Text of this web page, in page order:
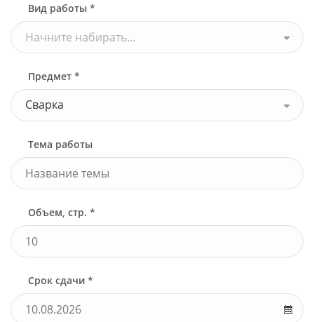
Вид работы *
Начните набирать...
Предмет *
Сварка
Тема работы
Объем, стр. *
Срок сдачи *